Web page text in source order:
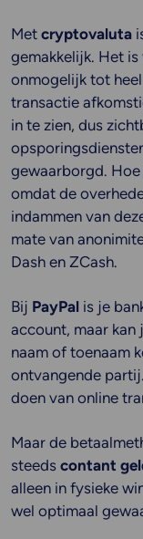
Met cryptovaluta
gemakkelijk. Het
onmogelijk tot
transactie
in te zien, dus
gewaarborgd.
omdat de
indammen van
mate van
Dash en ZCash.
Bij PayPal is je
account, maar kan
naam of toenaam
ontvangende
doen van online
Maar de
steeds contant
alleen in fysieke
wel optimaal